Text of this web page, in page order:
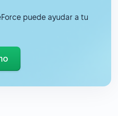
puede ayudar a tu